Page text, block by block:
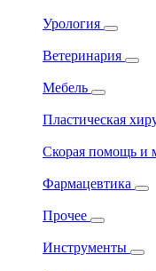
Урология
Ветеринария
Мебель
Пластическая
Скорая помощь и
Фармацевтика
Прочее
Инструменты